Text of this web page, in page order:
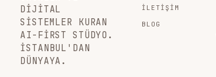
DIJITAL
SISTEMLER KURAN
AI-FIRST STÜDYO.
İSTANBUL'DAN
DÜNYAYA.
İLETIŞIM
BLOG